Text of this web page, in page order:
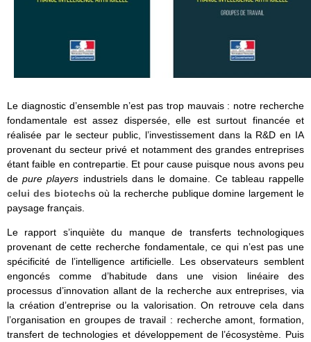
Le diagnostic d’ensemble n’est pas trop mauvais : notre recherche
fondamentale est assez dispersée, elle est surtout financée et
réalisée par le secteur public, l’investissement dans la R&D en IA
provenant du secteur privé et notamment des grandes entreprises
étant faible en contrepartie. Et pour cause puisque nous avons peu
depure players industriels dans le domaine. Ce tableau rappelle
celui des biotechs où la recherche publique domine largement le
paysage français.
Le rapport s’inquiète du manque de transferts technologiques
provenant de cette recherche fondamentale, ce qui n’est pas une
spécificité de l’intelligence artificielle. Les observateurs semblent
engoncés comme d’habitude dans une vision linéaire des
processus d’innovation allant de la recherche aux entreprises, via
la création d’entreprise ou la valorisation. On retrouve cela dans
l’organisation en groupes de travail : recherche amont, formation,
transfert de technologies et développement de l’écosystème. Puis